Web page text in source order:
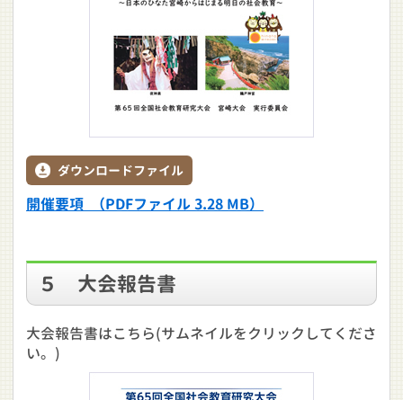
ダウンロードファイル
開催要項 （PDFファイル 3.28 MB）
５ 大会報告書
大会報告書はこちら(サムネイルをクリックしてくださ
い。)